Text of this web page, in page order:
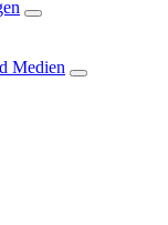
Medien